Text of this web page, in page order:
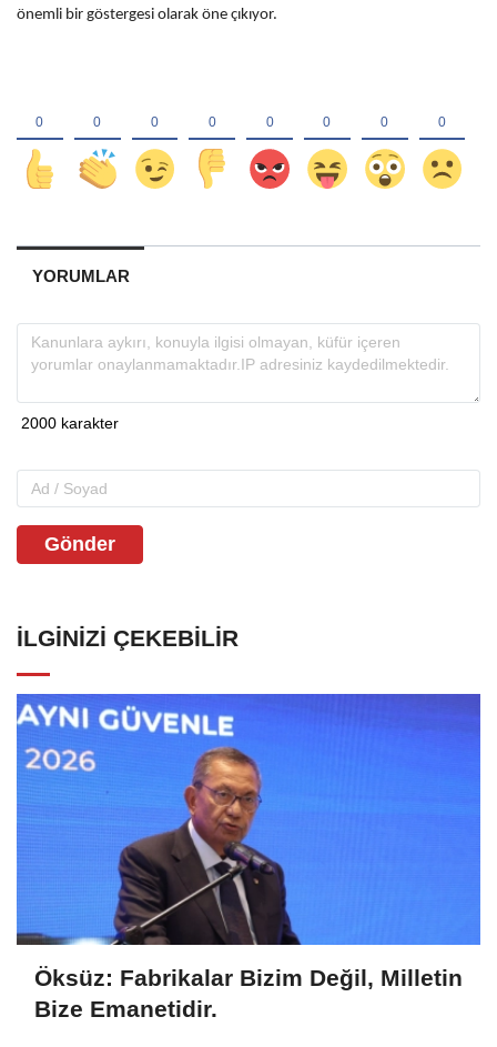
önemli bir göstergesi olarak öne çıkıyor.
YORUMLAR
Gönder
İLGINIZI ÇEKEBILIR
Öksüz: Fabrikalar Bizim Değil, Milletin
Bize Emanetidir.